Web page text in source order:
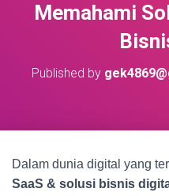
Memahami
Published by
Dalam dunia digital yang
SaaS & solusi bisnis